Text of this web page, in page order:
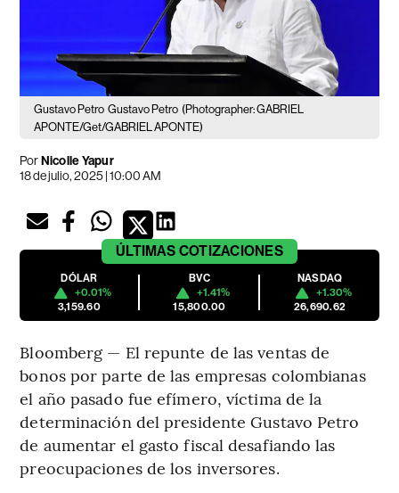
Gustavo Petro Gustavo Petro (Photographer: GABRIEL
APONTE/Get/GABRIEL APONTE)
PorNicolle Yapur
18 de julio, 2025 | 10:00 AM
ÚLTIMAS COTIZACIONES
DÓLAR
+0.01%
3,159.60
BVC
+1.41%
15,800.00
NASDAQ
+1.30%
26,690.62
Bloomberg — El repunte de las ventas de
bonos por parte de las empresas colombianas
el año pasado fue efímero, víctima de la
determinación del presidente Gustavo Petro
de aumentar el gasto fiscal desafiando las
preocupaciones de los inversores.